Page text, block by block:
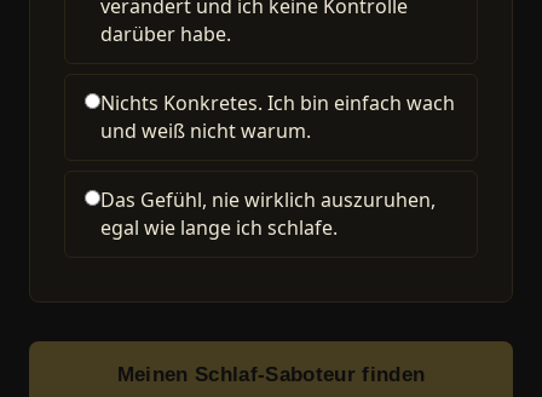
verändert und ich keine Kontrolle
darüber habe.
Nichts Konkretes. Ich bin einfach wach
und weiß nicht warum.
Das Gefühl, nie wirklich auszuruhen,
egal wie lange ich schlafe.
Meinen Schlaf-Saboteur finden